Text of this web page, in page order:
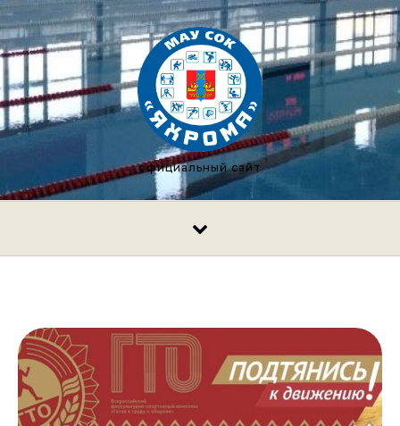
Перейти к содержимому
официальный сайт